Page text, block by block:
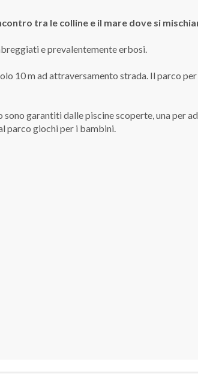
tra le colline e il mare dove si
e prevalentemente erbosi.
10 m ad attraversamento strada. Il parco per
garantiti dalle piscine scoperte, una per
parco giochi per i bambini.